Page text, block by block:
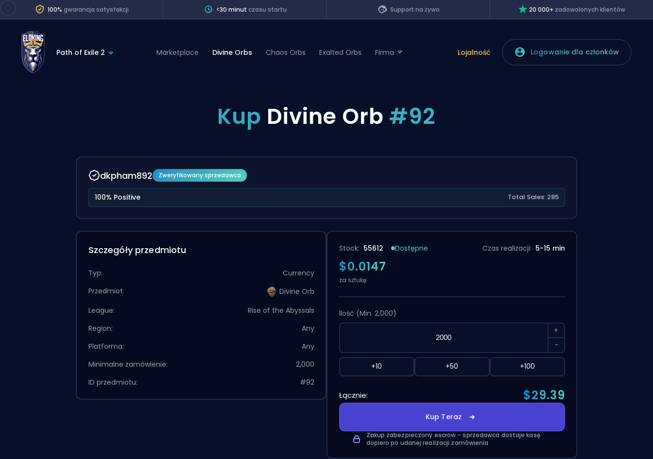
100% gwarancja satysfakcji <30 minutczasu startu Support na żywo 20 000+ zadowolonych klientów
Path of Exile 2
Overwatch 2
Rocket League
Path of Exile 2
Wins
Coaching
Marketplace Divine Orbs Chaos Orbs Exalted Orbs Firma Lojalność Logowanie dla członków
Kup Divine Orb #92
dkpham892 Zweryfikowany sprzedawca
100% Positive Total Sales: 285
Szczegóły przedmiotu
Typ:
Currency
Przedmiot:
Divine Orb
League:
Rise of the Abyssals
Region:
Any
Platforma:
Any
Minimalne zamówienie:
2,000
ID przedmiotu:
#92
Stock: 55612 Dostępne Czas realizacji: 5-15 min
$0.0147
za sztukę
Ilość (Min. 2,000)
+
-
+10 +50 +100
Łącznie: $29.39
Kup Teraz
Zakup zabezpieczony escrow – sprzedawca dostaje kasę
dopiero po udanej realizacji zamówienia